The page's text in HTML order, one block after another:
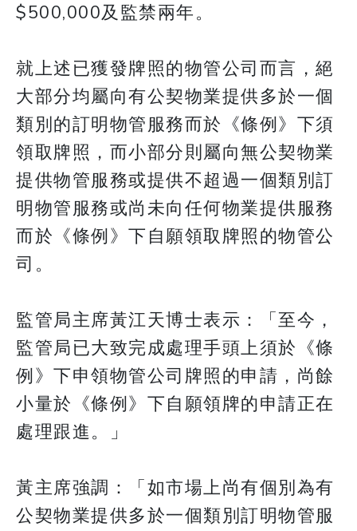
$500,000及監禁兩年。
就上述已獲發牌照的物管公司而言，絕
大部分均屬向有公契物業提供多於一個
類別的訂明物管服務而於《條例》下須
領取牌照，而小部分則屬向無公契物業
提供物管服務或提供不超過一個類別訂
明物管服務或尚未向任何物業提供服務
而於《條例》下自願領取牌照的物管公
司。
監管局主席黃江天博士表示：「至今，
監管局已大致完成處理手頭上須於《條
例》下申領物管公司牌照的申請，尚餘
小量於《條例》下自願領牌的申請正在
處理跟進。」
黃主席強調：「如市場上尚有個別為有
公契物業提供多於一個類別訂明物管服